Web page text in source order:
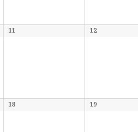
11 12
18 19